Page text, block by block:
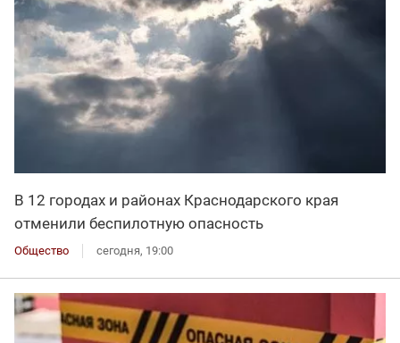
В 12 городах и районах Краснодарского края
отменили беспилотную опасность
Общество сегодня, 19:00